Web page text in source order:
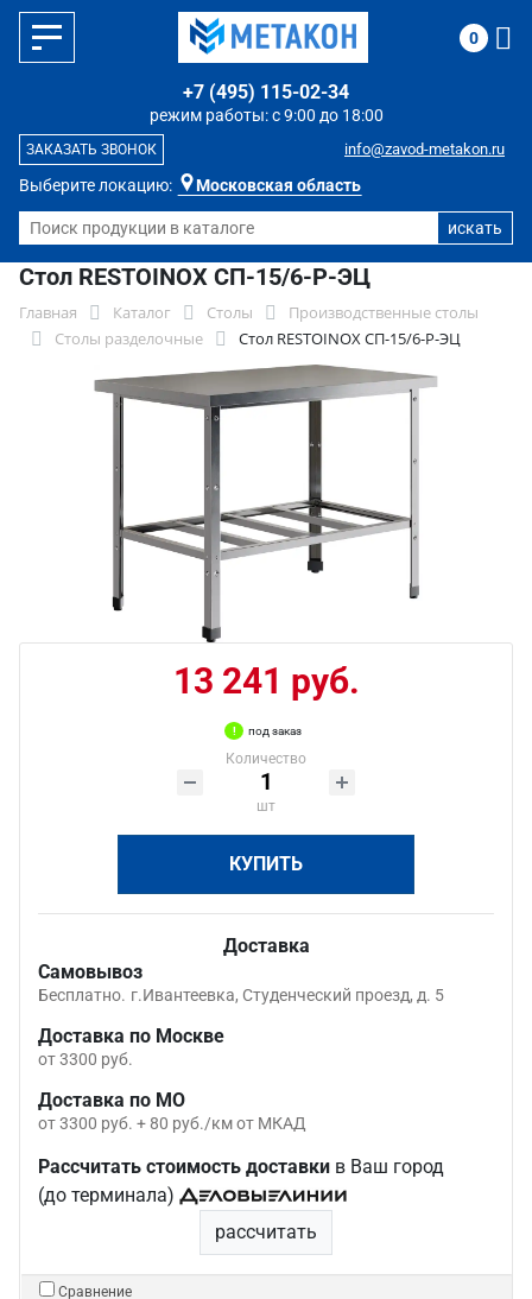
Выберите локацию: Московская область
режим работы: с 9:00 до 18:00
+7 (495) 115-02-34
info@zavod-metakon.ru
ЗАКАЗАТЬ ЗВОНОК
0
Стол RESTOINOX СП-15/6-Р-ЭЦ
Главная Каталог Столы
Производственные столы
Столы разделочные
Стол RESTOINOX СП-15/6-Р-ЭЦ
13 241 руб.
под заказ
Количество
шт
КУПИТЬ
Доставка
Самовывоз
Бесплатно. г.Ивантеевка, Студенческий проезд, д. 5
Доставка по Москве
от 3300 руб.
Доставка по МО
от 3300 руб. + 80 руб./км от МКАД
Рассчитать стоимость доставки в Ваш город
(до терминала)
рассчитать
Сравнение